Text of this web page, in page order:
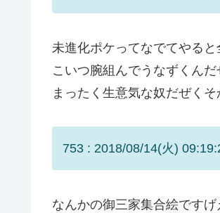
未進化ポケってなでてやる
こいつ腕組んでうなずくんだ
まったく生意気な奴だぜくそ
753 : 2018/08/14(火)
なんかの御三家集合絵です